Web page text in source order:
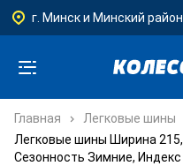
г. Минск и Минский район
Главная
Легковые шины
Легковые шины Ширина
Сезонность Зимние, Индекс